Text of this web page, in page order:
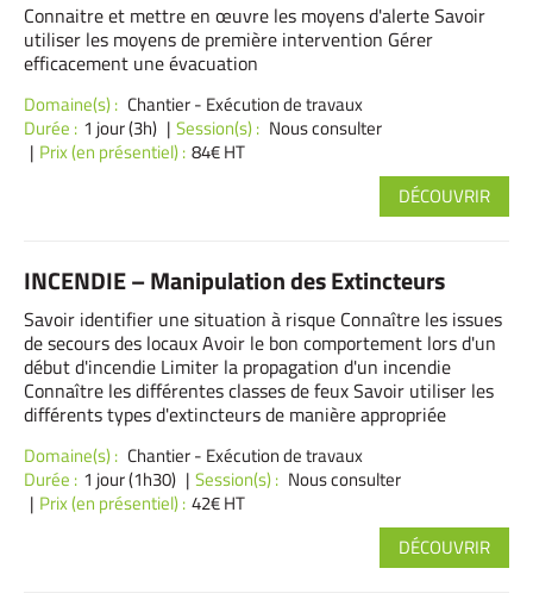
Connaitre et mettre en œuvre les moyens d'alerte Savoir
utiliser les moyens de première intervention Gérer
efficacement une évacuation
Domaine(s) : Chantier - Exécution de travaux
Durée : 1 jour (3h) Session(s) : Nous consulter
Prix (en présentiel) : 84€ HT
DÉCOUVRIR
INCENDIE – Manipulation des Extincteurs
Savoir identifier une situation à risque Connaître les issues
de secours des locaux Avoir le bon comportement lors d'un
début d'incendie Limiter la propagation d'un incendie
Connaître les différentes classes de feux Savoir utiliser les
différents types d'extincteurs de manière appropriée
Domaine(s) : Chantier - Exécution de travaux
Durée : 1 jour (1h30) Session(s) : Nous consulter
Prix (en présentiel) : 42€ HT
DÉCOUVRIR